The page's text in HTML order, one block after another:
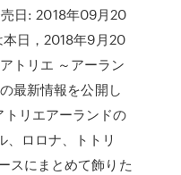
日: 2018年09月20
日，2018年9月20
トリエ ～アーラン
最新情報を公開し
トリエアーランドの
ロロナ、トトリ
スにまとめて飾りた